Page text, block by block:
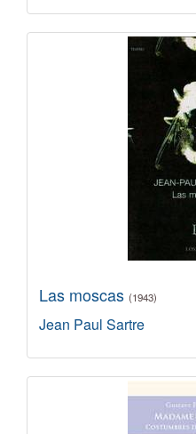
Las moscas (1943)
Jean Paul Sartre